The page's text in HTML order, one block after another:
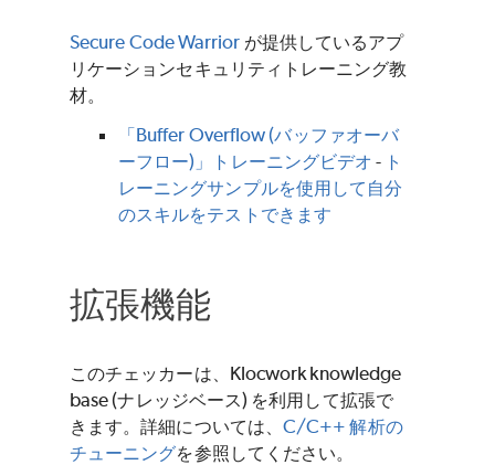
Secure Code Warrior が提供しているアプ
リケーションセキュリティトレーニング教
材。
「Buffer Overflow (バッファオーバ
ーフロー)」トレーニングビデオ - ト
レーニングサンプルを使用して自分
のスキルをテストできます
拡張機能
このチェッカーは、Klocwork knowledge
base (ナレッジベース) を利用して拡張で
きます。詳細については、 C/C++ 解析の
チューニングを参照してください。